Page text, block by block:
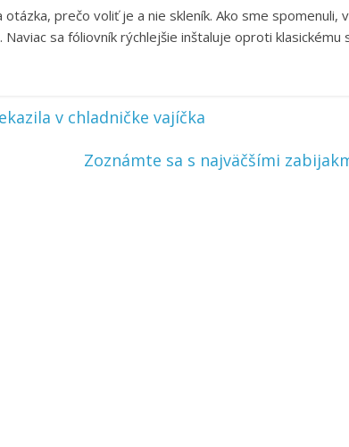
otázka, prečo voliť je a nie skleník. Ako sme spomenuli,
sa fóliovník rýchlejšie inštaluje oproti klasickému
v chladničke vajíčka
Zoznámte sa s najväčšími